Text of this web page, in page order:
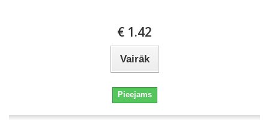
€ 1.42
Vairāk
Pieejams